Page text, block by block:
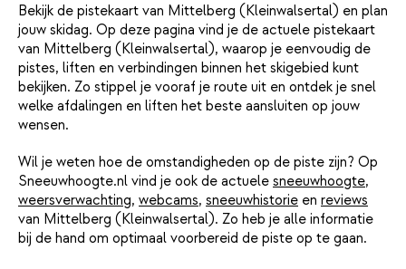
Bekijk de pistekaart van Mittelberg (Kleinwalsertal) en plan
jouw skidag. Op deze pagina vind je de actuele pistekaart
van Mittelberg (Kleinwalsertal), waarop je eenvoudig de
pistes, liften en verbindingen binnen het skigebied kunt
bekijken. Zo stippel je vooraf je route uit en ontdek je snel
welke afdalingen en liften het beste aansluiten op jouw
wensen.
Wil je weten hoe de omstandigheden op de piste zijn? Op
Sneeuwhoogte.nl vind je ook de actuele sneeuwhoogte,
weersverwachting, webcams, sneeuwhistorie en reviews
van Mittelberg (Kleinwalsertal). Zo heb je alle informatie
bij de hand om optimaal voorbereid de piste op te gaan.